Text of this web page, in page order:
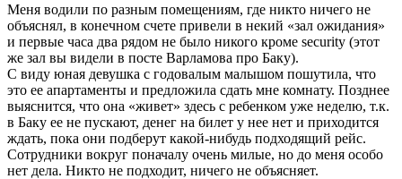
Меня водили по разным помещениям, где никто ничего не
объяснял, в конечном счете привели в некий «зал ожидания»
и первые часа два рядом не было никого кроме security (этот
же зал вы видели в посте Варламова про Баку).
С виду юная девушка с годовалым малышом пошутила, что
это ее апартаменты и предложила сдать мне комнату. Позднее
выяснится, что она «живет» здесь с ребенком уже неделю, т.к.
в Баку ее не пускают, денег на билет у нее нет и приходится
ждать, пока они подберут какой-нибудь подходящий рейс.
Сотрудники вокруг поначалу очень милые, но до меня особо
нет дела. Никто не подходит, ничего не объясняет.